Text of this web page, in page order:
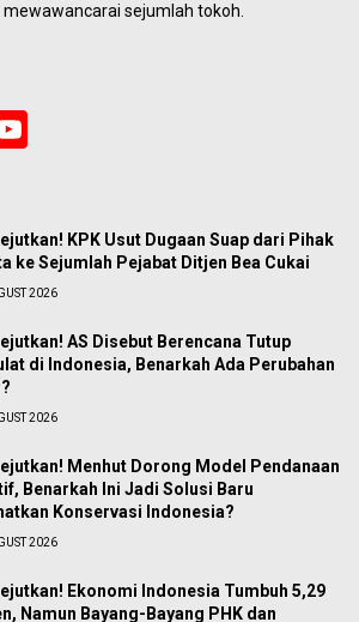
sejumlah tokoh.
KPK Usut Dugaan Suap dari Pihak
ke Sejumlah Pejabat Ditjen Bea Cukai
2026
AS Disebut Berencana Tutup
di Indonesia, Benarkah Ada Perubahan
2026
Menhut Dorong Model Pendanaan
Benarkah Ini Jadi Solusi Baru
Konservasi Indonesia?
2026
Ekonomi Indonesia Tumbuh 5,29
Namun Bayang-Bayang PHK dan